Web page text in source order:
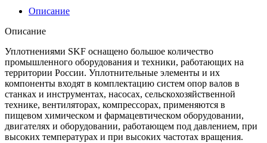
Описание
Описание
Уплотнениями SKF оснащено большое количество
промышленного оборудования и техники, работающих на
территории России. Уплотнительные элементы и их
компоненты входят в комплектацию систем опор валов в
станках и инструментах, насосах, сельскохозяйственной
технике, вентиляторах, компрессорах, применяются в
пищевом химическом и фармацевтическом оборудовании,
двигателях и оборудовании, работающем под давлением, при
высоких температурах и при высоких частотах вращения.